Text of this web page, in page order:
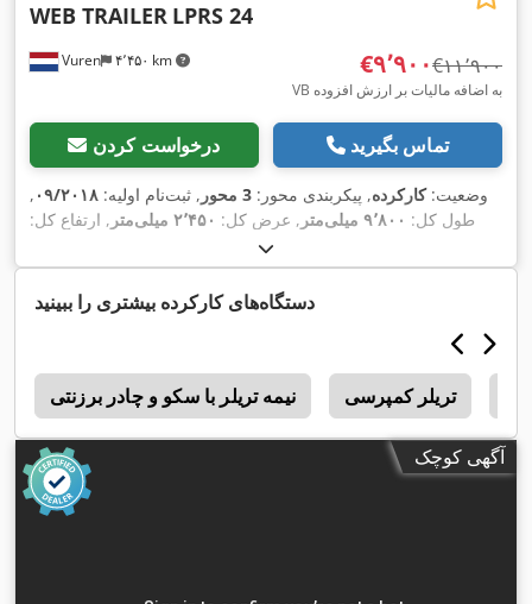
Vuren ۴٬۴۵۰ km
WEB TRAILER LPRS 24
‎€۹٬۹۰۰ ‎€۱۱٬۹۰۰
VB به اضافه مالیات بر ارزش افزوده
درخواست کردن تماس بگیرید
وضعیت:کارکرده, پیکربندی محور: 3 محور , ثبت‌نام اولیه: ۰۹/۲۰۱۸ ,
طول کل: ۹٬۸۰۰ میلی‌متر , عرض کل: ۲٬۴۵۰ میلی‌متر
, ارتفاع کل:
هوا
تجهیزات:,
دستگاه‌های کارکرده بیشتری را ببینید
نیمه تریلر با سکو و چادر برزنتی تریلر کمپرسی
آگهی کوچک